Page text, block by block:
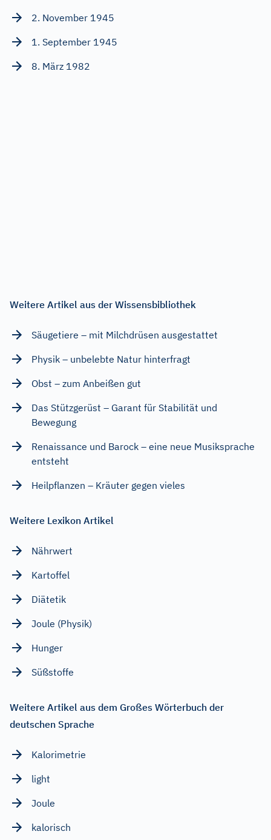
2. November 1945
1. September 1945
8. März 1982
Weitere Artikel aus der Wissensbibliothek
Säugetiere – mit Milchdrüsen ausgestattet
Physik – unbelebte Natur hinterfragt
Obst – zum Anbeißen gut
Das Stützgerüst – Garant für Stabilität und
Bewegung
Renaissance und Barock – eine neue Musiksprache
entsteht
Heilpflanzen – Kräuter gegen vieles
Weitere Lexikon Artikel
Nährwert
Kartoffel
Diätetik
Joule (Physik)
Hunger
Süßstoffe
Weitere Artikel aus dem Großes Wörterbuch der
deutschen Sprache
Kalorimetrie
light
Joule
kalorisch